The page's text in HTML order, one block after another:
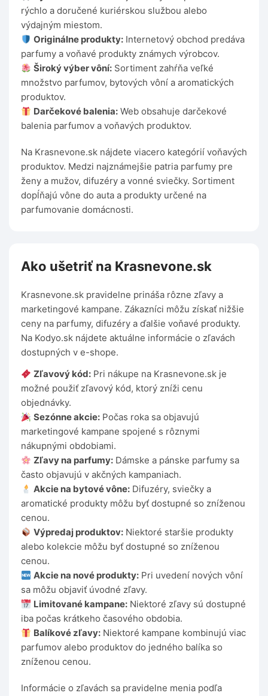
rýchlo a doručené kuriérskou službou alebo
výdajným miestom.
Originálne produkty: Internetový obchod predáva
parfumy a voňavé produkty známych výrobcov.
Široký výber vôní: Sortiment zahŕňa veľké
množstvo parfumov, bytových vôní a aromatických
produktov.
Darčekové balenia: Web obsahuje darčekové
balenia parfumov a voňavých produktov.
Na Krasnevone.sk nájdete viacero kategórií voňavých
produktov. Medzi najznámejšie patria parfumy pre
ženy a mužov, difuzéry a vonné sviečky. Sortiment
dopĺňajú vône do auta a produkty určené na
parfumovanie domácnosti.
Ako ušetriť na Krasnevone.sk
Krasnevone.sk pravidelne prináša rôzne zľavy a
marketingové kampane. Zákazníci môžu získať nižšie
ceny na parfumy, difuzéry a ďalšie voňavé produkty.
Na Kodyo.sk nájdete aktuálne informácie o zľavách
dostupných v e-shope.
Zľavový kód: Pri nákupe na Krasnevone.sk je
možné použiť zľavový kód, ktorý zníži cenu
objednávky.
Sezónne akcie: Počas roka sa objavujú
marketingové kampane spojené s rôznymi
nákupnými obdobiami.
Zľavy na parfumy: Dámske a pánske parfumy sa
často objavujú v akčných kampaniach.
Akcie na bytové vône: Difuzéry, sviečky a
aromatické produkty môžu byť dostupné so zníženou
cenou.
Výpredaj produktov: Niektoré staršie produkty
alebo kolekcie môžu byť dostupné so zníženou
cenou.
Akcie na nové produkty: Pri uvedení nových vôní
sa môžu objaviť úvodné zľavy.
Limitované kampane: Niektoré zľavy sú dostupné
iba počas krátkeho časového obdobia.
Balíkové zľavy: Niektoré kampane kombinujú viac
parfumov alebo produktov do jedného balíka so
zníženou cenou.
Informácie o zľavách sa pravidelne menia podľa